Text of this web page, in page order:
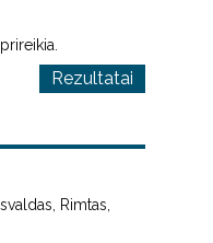
Rezultatai
Rimtas,